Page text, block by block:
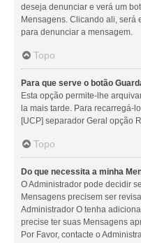
deseja denunciar e verá um
Mensagens. Clicando ali, será
para denunciar a mensagem.
Topo
Para que serve o botão
Esta opção permite-lhe
la mais tarde. Para recarregá-
[UCP] separador Geral opção
Topo
Do que necessita a minha
O Administrador pode decidir
Mensagens precisem ser
Administrador O tenha
precise ter suas Mensagens
Por Favor, contacte o